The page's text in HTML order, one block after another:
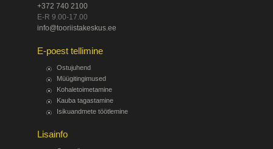
+372 740 2100
E-R 9.00-17.00
info@tooriistakeskus.ee
E-poest tellimine
Ostujuhend
Müügitingimused
Kohaletoimetamine
Kauba tagastamine
Isikuandmete töötlemine
Lisainfo